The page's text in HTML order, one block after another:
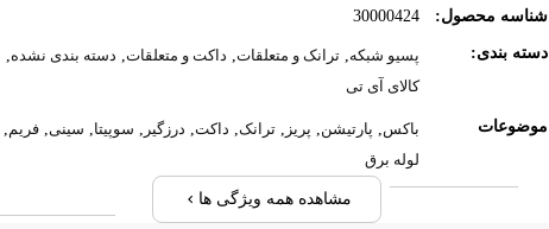
شناسه محصول: 30000424
دسته بندی: پسیو شبکه ترانک و متعلقات, داکت و متعلقات, دسته بندی نشده
کالای آی تی
موضوعات باکس پارتیشن پریز ترانک, داکت, درزگیر سوپیتا سینی فریم
لوله برق
مشاهده همه ویژگی ها